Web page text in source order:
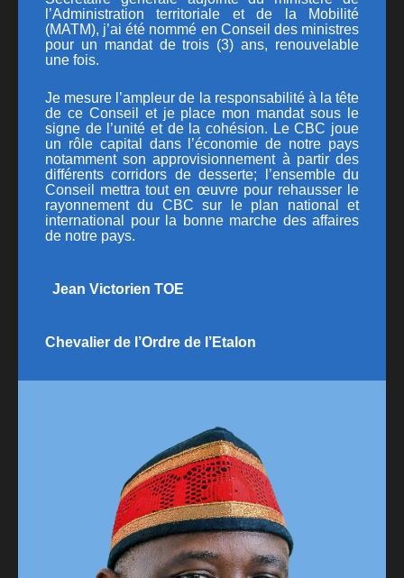
PUBLICATIONS
CONTACT
l’Administration territoriale et de la Mobilité
(MATM), j’ai été nommé en Conseil des ministres
pour un mandat de trois (3) ans, renouvelable
une fois.
Je mesure l’ampleur de la responsabilité à la tête
de ce Conseil et je place mon mandat sous le
signe de l’unité et de la cohésion. Le CBC joue
un rôle capital dans l’économie de notre pays
notamment son approvisionnement à partir des
différents corridors de desserte; l’ensemble du
Conseil mettra tout en œuvre pour rehausser le
rayonnement du CBC sur le plan national et
international pour la bonne marche des affaires
de notre pays.
Jean Victorien TOE
Chevalier de l’Ordre de l’Etalon